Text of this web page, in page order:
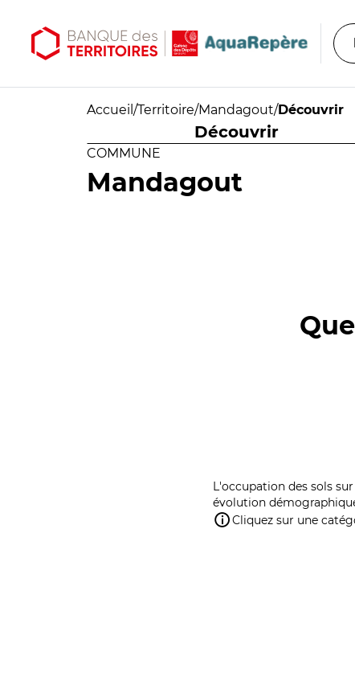
Accueil /Territoire/Mandagout/Découvrir
Découvrir
COMMUNE
Mandagout
L'occupation des sols
évolution
Cliquez sur une